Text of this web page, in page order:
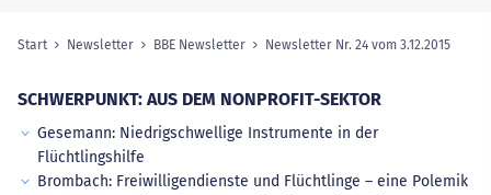
Sie sind hier:
Start Newsletter BBE Newsletter Newsletter Nr. 24 vom 3.12.2015
SCHWERPUNKT: AUS DEM NONPROFIT-SEKTOR
Gesemann: Niedrigschwellige Instrumente in der
Flüchtlingshilfe
Brombach: Freiwilligendienste und Flüchtlinge – eine Polemik